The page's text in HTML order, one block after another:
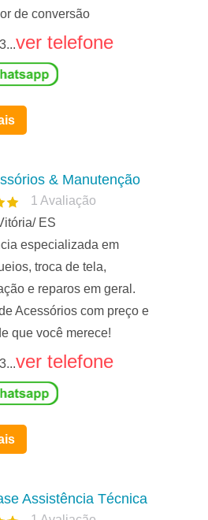
de conversão
ver telefone
& Manutenção
1 Avaliação
ES
especializada em
troca de tela,
e reparos em geral.
Acessórios com preço e
que você merece!
ver telefone
Assistência Técnica